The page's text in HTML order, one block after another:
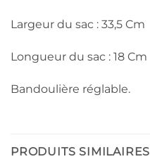
Largeur du sac : 33,5 Cm
Longueur du sac : 18 Cm
Bandoulière réglable.
PRODUITS SIMILAIRES